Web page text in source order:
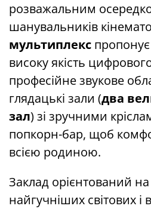
розважальним
шанувальників
мультиплекс пропонує
високу якість
професійне звукове
глядацькі зали (два
зал) зі зручними
попкорн-бар, щоб
всією родиною.
Заклад орієнтований
найгучніших світових і